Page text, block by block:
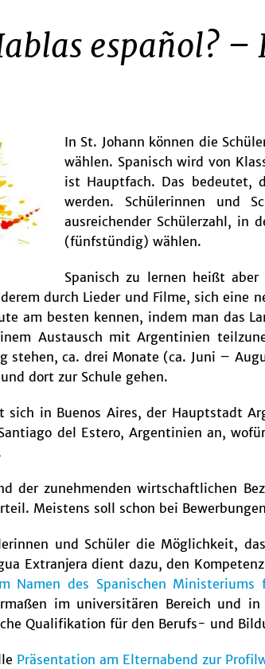
español?
In St. Johann können die
wählen. Spanisch wird von
ist Hauptfach. Das bedeutet,
werden. Schülerinnen und
ausreichender Schülerzahl, in
(fünfstündig) wählen.
Spanisch zu lernen heißt
durch Lieder und Filme, sich
am besten kennen, indem man das
Austausch mit Argentinien
stehen, ca. drei Monate (ca. Juni –
dort zur Schule gehen.
sich in Buenos Aires, der Hauptstadt
del Estero, Argentinien an,
der zunehmenden wirtschaftlichen
Meistens soll schon bei
und Schüler die Möglichkeit,
Extranjera dient dazu, den
Namen des Spanischen Ministeriums
im universitären Bereich und
Qualifikation für den Berufs- und
Präsentation am Elternabend zur